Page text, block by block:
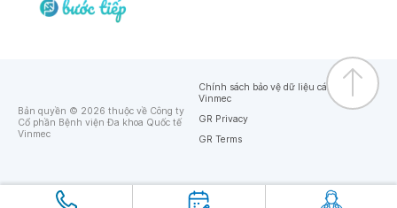
Bản quyền © 2026 thuộc về Công ty
Cổ phần Bệnh viện Đa khoa Quốc tế
Vinmec
Chính sách bảo vệ dữ liệu cá nhân của
Vinmec
GR Privacy
GR Terms